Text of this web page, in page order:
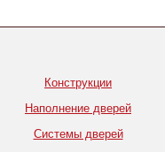
Конструкции
Наполнение дверей
Системы дверей